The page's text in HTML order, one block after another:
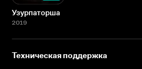
Узурпаторша
2019
Техническая поддержка